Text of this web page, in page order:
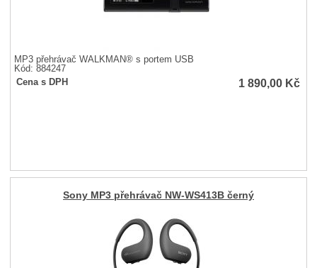
MP3 přehrávač WALKMAN® s portem USB
Kód: 884247
Cena s DPH
1 890,00 Kč
Sony MP3 přehrávač NW-WS413B černý